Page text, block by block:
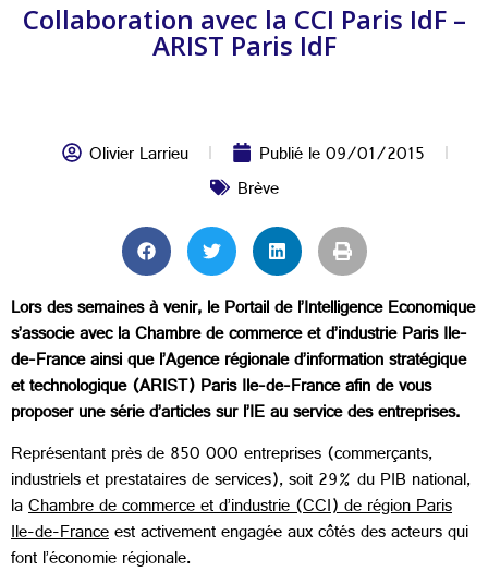
Collaboration avec la CCI Paris IdF –
ARIST Paris IdF
Olivier Larrieu Publié le09/01/2015
Brève
Lors des semaines à venir, le Portail de l’Intelligence Economique
s’associe avec la Chambre de commerce et d’industrie Paris Ile-
de-France ainsi que l’Agence régionale d’information stratégique
et technologique (ARIST) Paris Ile-de-France afin de vous
proposer une série d’articles sur l’IE au service des entreprises.
Représentant près de 850 000 entreprises (commerçants,
industriels et prestataires de services), soit 29% du PIB national,
laChambre de commerce et d’industrie (CCI) de région Paris
Ile-de-Franceest activement engagée aux côtés des acteurs qui
font l’économie régionale.